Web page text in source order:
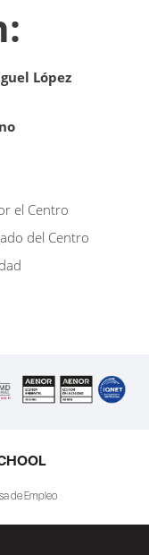
López
el Centro
del Centro
de Empleo